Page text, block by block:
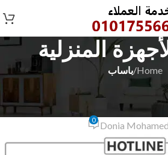
المنزلية
Home
/باساب
باساب
Donia
0